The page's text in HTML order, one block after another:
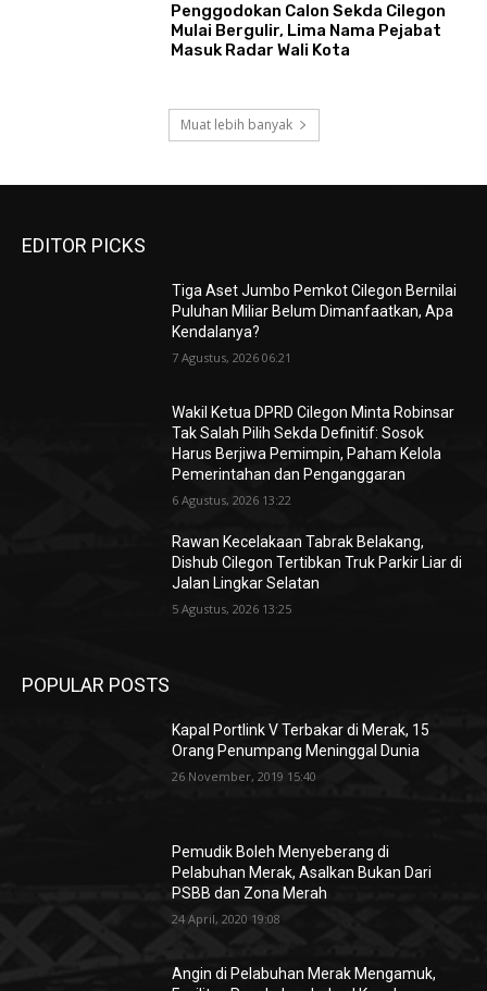
Penggodokan Calon Sekda Cilegon
Mulai Bergulir, Lima Nama Pejabat
Masuk Radar Wali Kota
Muat lebih banyak
EDITOR PICKS
Tiga Aset Jumbo Pemkot Cilegon Bernilai
Puluhan Miliar Belum Dimanfaatkan, Apa
Kendalanya?
7 Agustus, 2026 06:21
Wakil Ketua DPRD Cilegon Minta Robinsar
Tak Salah Pilih Sekda Definitif: Sosok
Harus Berjiwa Pemimpin, Paham Kelola
Pemerintahan dan Penganggaran
6 Agustus, 2026 13:22
Rawan Kecelakaan Tabrak Belakang,
Dishub Cilegon Tertibkan Truk Parkir Liar di
Jalan Lingkar Selatan
5 Agustus, 2026 13:25
POPULAR POSTS
Kapal Portlink V Terbakar di Merak, 15
Orang Penumpang Meninggal Dunia
26 November, 2019 15:40
Pemudik Boleh Menyeberang di
Pelabuhan Merak, Asalkan Bukan Dari
PSBB dan Zona Merah
24 April, 2020 19:08
Angin di Pelabuhan Merak Mengamuk,